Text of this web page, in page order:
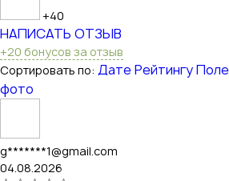
+40
НАПИСАТЬ ОТЗЫВ
+20 бонусов за отзыв
Сортировать по: ДатеРейтингу
фото
g*******1@gmail.com
04.08.2026